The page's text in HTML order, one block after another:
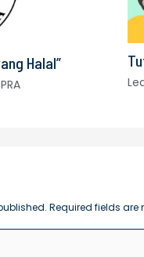
Halal”
Required fields are